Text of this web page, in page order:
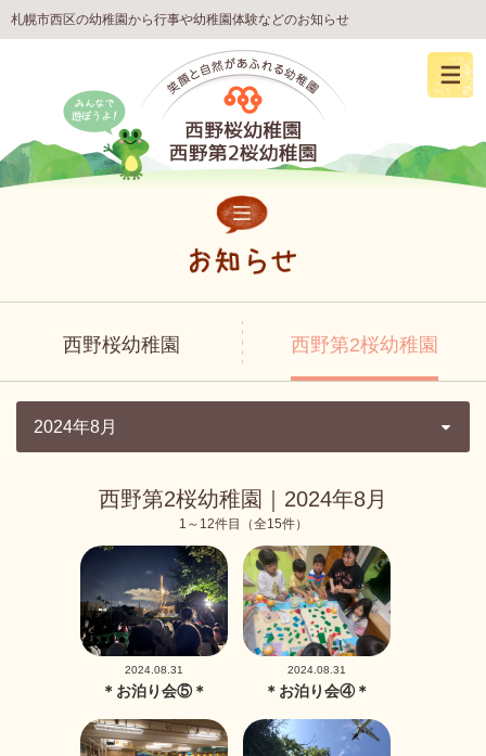
札幌市西区の幼稚園から行事や幼稚園体験などのお知らせ
西野桜幼稚園 西野第2桜幼稚園
2024年8月
西野第2桜幼稚園｜2024年8月
1～12件目（全15件）
2024.08.31
＊お泊り会⑤＊
2024.08.31
＊お泊り会④＊